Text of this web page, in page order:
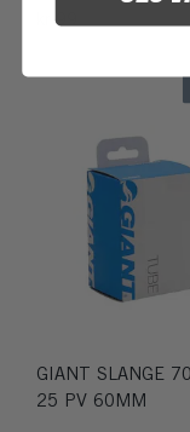
kr 99
GIANT SLANGE
25 PV 60MM